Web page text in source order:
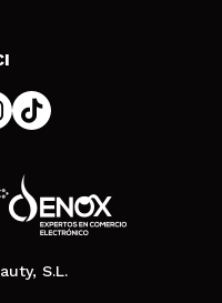
S.L.